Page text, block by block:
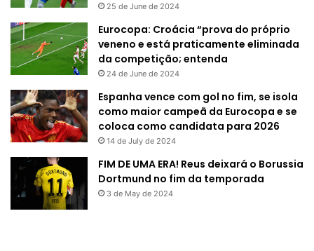
25 de June de 2024
Eurocopa: Croácia “prova do próprio
veneno e está praticamente eliminada
da competição; entenda
24 de June de 2024
Espanha vence com gol no fim, se isola
como maior campeã da Eurocopa e se
coloca como candidata para 2026
14 de July de 2024
FIM DE UMA ERA! Reus deixará o Borussia
Dortmund no fim da temporada
3 de May de 2024